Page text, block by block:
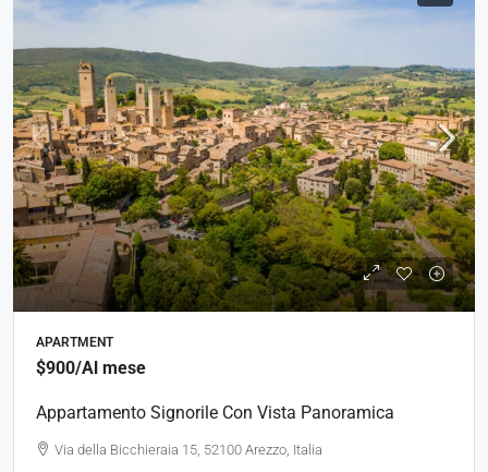
APARTMENT
$900/Al mese
Appartamento Signorile Con Vista Panoramica
Via della Bicchieraia 15, 52100 Arezzo, Italia